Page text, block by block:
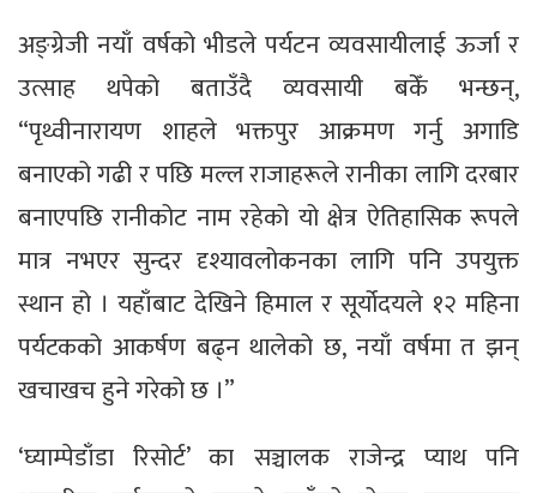
अङ्ग्रेजी नयाँ वर्षको भीडले पर्यटन व्यवसायीलाई ऊर्जा र
उत्साह थपेको बताउँदै व्यवसायी बकेँ भन्छन्,
“पृथ्वीनारायण शाहले भक्तपुर आक्रमण गर्नु अगाडि
बनाएको गढी र पछि मल्ल राजाहरूले रानीका लागि दरबार
बनाएपछि रानीकोट नाम रहेको यो क्षेत्र ऐतिहासिक रूपले
मात्र नभएर सुन्दर दृश्यावलोकनका लागि पनि उपयुक्त
स्थान हो । यहाँबाट देखिने हिमाल र सूर्योदयले १२ महिना
पर्यटकको आकर्षण बढ्न थालेको छ, नयाँ वर्षमा त झन्
खचाखच हुने गरेको छ ।”
‘घ्याम्पेडाँडा रिसोर्ट’ का सञ्चालक राजेन्द्र प्याथ पनि